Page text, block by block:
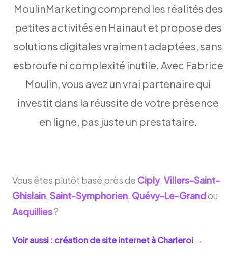
MoulinMarketing comprend les réalités des
petites activités en Hainaut et propose des
solutions digitales vraiment adaptées, sans
esbroufe ni complexité inutile. Avec Fabrice
Moulin, vous avez un vrai partenaire qui
investit dans la réussite de votre présence
en ligne, pas juste un prestataire.
Vous êtes plutôt basé près de Ciply, Villers-Saint-
Ghislain, Saint-Symphorien, Quévy-Le-Grandou
Asquillies?
Voir aussi : création de site internet àCharleroi →